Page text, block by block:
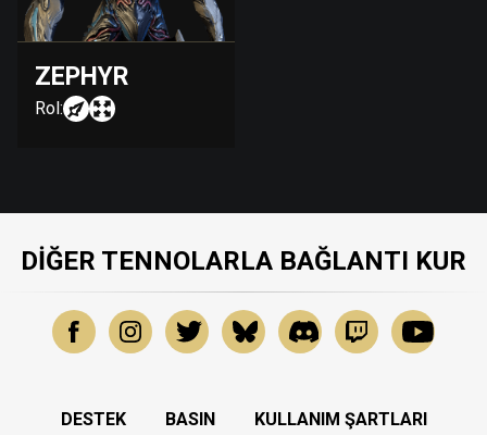
ZEPHYR
Rol:
DIĞER TENNOLARLA BAĞLANTI KUR
DESTEK BASIN
KULLANIM ŞARTLARI